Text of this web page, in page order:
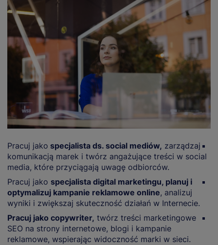
Pracuj jako specjalista ds. social mediów, zarządzaj
komunikacją marek i twórz angażujące treści w social
media, które przyciągają uwagę odbiorców.
Pracuj jako specjalista digital marketingu, planuj i
optymalizuj kampanie reklamowe online, analizuj
wyniki i zwiększaj skuteczność działań w Internecie.
Pracuj jako copywriter, twórz treści marketingowe
SEO na strony internetowe, blogi i kampanie
reklamowe, wspierając widoczność marki w sieci.